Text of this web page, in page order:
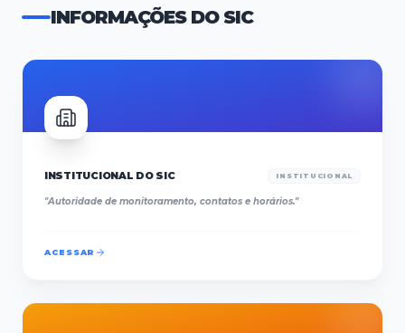
INFORMAÇÕES DO SIC
INSTITUCIONAL DO SIC INSTITUCIONAL
"Autoridade de monitoramento, contatos e horários."
ACESSAR